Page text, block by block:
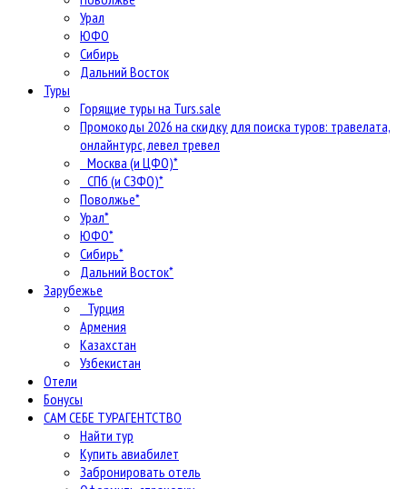
Урал
ЮФО
Сибирь
Дальний Восток
Туры
Горящие туры на Turs.sale
Промокоды 2026 на скидку для поиска туров: травелата,
онлайнтурс, левел тревел
Москва (и ЦФО)*
СПб (и СЗФО)*
Поволжье*
Урал*
ЮФО*
Сибирь*
Дальний Восток*
Зарубежье
Турция
Армения
Казахстан
Узбекистан
Отели
Бонусы
САМ СЕБЕ ТУРАГЕНТСТВО
Найти тур
Купить авиабилет
Забронировать отель